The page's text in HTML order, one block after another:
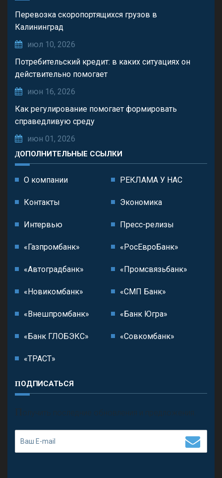
Перевозка скоропортящихся грузов в
Калининград
июл 10, 2026
Потребительский кредит: в каких ситуациях он
действительно помогает
июн 16, 2026
Как регулирование помогает формировать
справедливую среду
июн 01, 2026
ДОПОЛНИТЕЛЬНЫЕ ССЫЛКИ
О компании РЕКЛАМА У НАС
Контакты Экономика
Интервью Пресс-релизы
«Газпромбанк» «РосЕвроБанк»
«Автоградбанк» «Промсвязьбанк»
«Новикомбанк» «СМП Банк»
«Внешпромбанк» «Банк Югра»
«Банк ГЛОБЭКС» «Совкомбанк»
«ТРАСТ»
ПОДПИСАТЬСЯ
П олучить последние обновления и предложения.